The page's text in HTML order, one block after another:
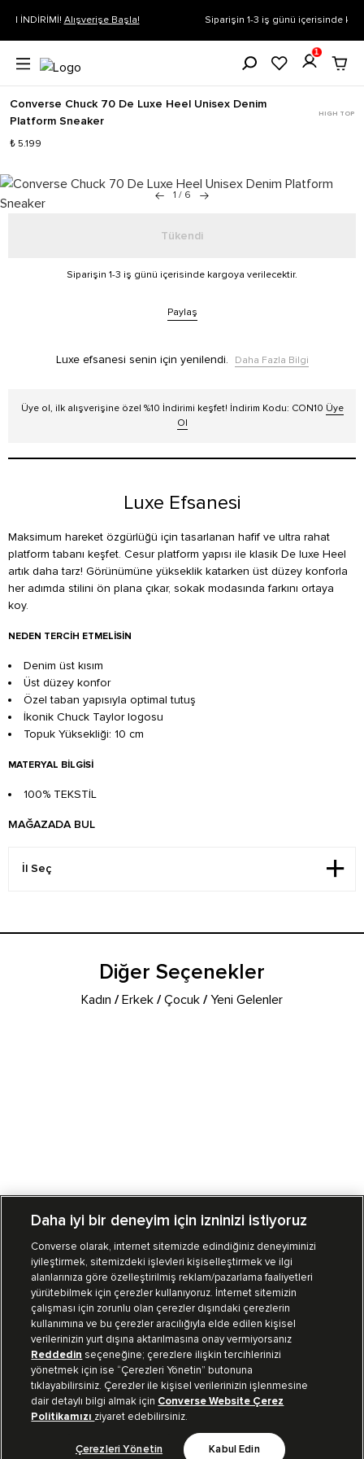
Siparişin 1-3 iş günü içerisinde kargoya verilecektir.Daha Fazla Bilgi
1
Converse Chuck 70 De Luxe Heel Unisex Denim
Platform Sneaker
HIGH TOP
₺ 5.199
1 / 6
Tükendi
Siparişin 1-3 iş günü içerisinde kargoya verilecektir.
Paylaş
Luxe efsanesi senin için yenilendi. Daha Fazla Bilgi
Üye ol, ilk alışverişine özel %10 İndirimi keşfet! İndirim Kodu: CON10 Üye
Ol
Luxe Efsanesi
Maksimum hareket özgürlüğü için tasarlanan hafif ve ultra rahat
platform tabanı keşfet. Cesur platform yapısı ile klasik De luxe Heel
artık daha tarz! Görünümüne yükseklik katarken üst düzey konforla
her adımda stilini ön plana çıkar, sokak modasında farkını ortaya
koy.
NEDEN TERCIH ETMELISIN
Denim üst kısım
Üst düzey konfor
Özel taban yapısıyla optimal tutuş
İkonik Chuck Taylor logosu
Topuk Yüksekliği: 10 cm
MATERYAL BILGISI
100% TEKSTİL
MAĞAZADA BUL
Diğer Seçenekler
Kadın /Erkek /Çocuk /Yeni Gelenler
Mağazalarımız Sipariş Takibi
Müşteri İlişkileri
Koleksiyon
Kurumsal
Bizi Takip Et
Daha iyi bir deneyim için izninizi istiyoruz
Converse olarak, internet sitemizde edindiğiniz deneyiminizi
iyileştirmek, sitemizdeki işlevleri kişiselleştirmek ve ilgi
alanlarınıza göre özelleştirilmiş reklam/pazarlama faaliyetleri
yürütebilmek için çerezler kullanıyoruz. İnternet sitemizin
çalışması için zorunlu olan çerezler dışındaki çerezlerin
kullanımına ve bu çerezler aracılığıyla elde edilen kişisel
verilerinizin yurt dışına aktarılmasına onay vermiyorsanız
Reddedin seçeneğine; çerezlere ilişkin tercihlerinizi
yönetmek için ise “Çerezleri Yönetin” butonuna
tıklayabilirsiniz. Çerezler ile kişisel verilerinizin işlenmesine
dair detaylı bilgi almak için Converse Website Çerez
Politikamızı ziyaret edebilirsiniz.
Çerezleri Yönetin Kabul Edin